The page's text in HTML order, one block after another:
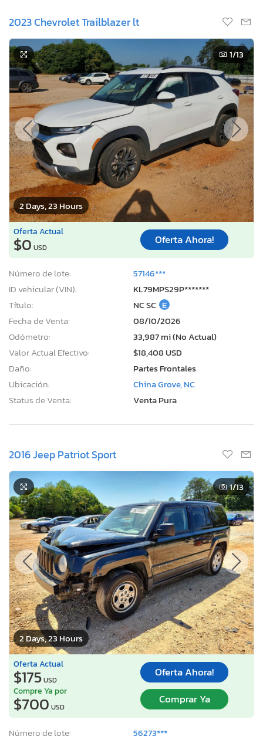
2023 Chevrolet Trailblazer lt
2 Days, 23 Hours
1/13
Oferta Actual
$0 USD
Oferta Ahora!
Número de lote:
57146***
ID vehicular (VIN):
KL79MPS29P*******
Título:
NC SC E
Fecha de Venta:
08/10/2026
Odómetro:
33,987 mi (No Actual)
Valor Actual Efectivo:
$18,408 USD
Daño:
Partes Frontales
Ubicación:
China Grove, NC
Status de Venta:
Venta Pura
2016 Jeep Patriot Sport
2 Days, 23 Hours
1/13
Oferta Actual
$175USD
Oferta Ahora!
Compre Ya por
$700 USD
Comprar Ya
Número de lote:
56273***